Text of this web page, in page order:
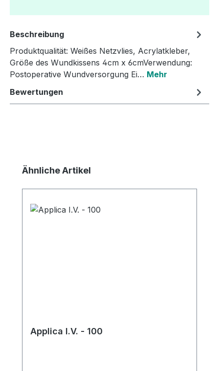
Beschreibung
Produktqualität: Weißes Netzvlies, Acrylatkleber,
Größe des Wundkissens 4cm x 6cmVerwendung:
Postoperative Wundversorgung Ei… Mehr
Bewertungen
Produktgalerie überspringen
Ähnliche Artikel
Applica I.V. - 100